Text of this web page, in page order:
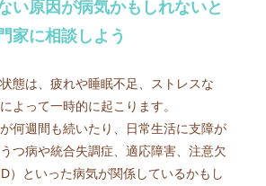
い原因が病気かもしれないと
家に相談しよう
態は、疲れや睡眠不足、ストレスな
よって一時的に起こります。
何週間も続いたり、日常生活に支障が
つ病や統合失調症、適応障害、注意欠
）といった病気が関係しているかもし